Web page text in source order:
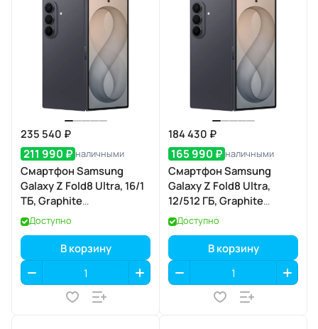
235 540 ₽
211 990 ₽ наличными
Смартфон Samsung
Galaxy Z Fold8 Ultra, 16/1
ТБ, Graphite
(графитовый)
Доступно
В корзину
184 430 ₽
165 990 ₽ наличными
Смартфон Samsung
Galaxy Z Fold8 Ultra,
12/512 ГБ, Graphite
(графитовый)
Доступно
В корзину